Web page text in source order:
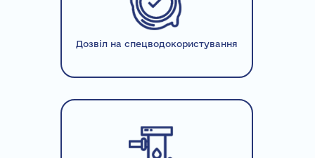
Дозвіл на спецводокористування